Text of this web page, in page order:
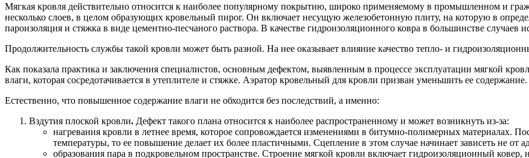
Мягкая кровля действительно относится к наиболее популярному покрытию, широко применяемому в промышленном и
несколько слоев, в целом образующих кровельный пирог. Он включает несущую железобетонную плиту, на которую в
пароизоляция и стяжка в виде цементно-песчаного раствора. В качестве гидроизоляционного ковра в большинстве случаев
Продолжительность службы такой кровли может быть разной. На нее оказывает влияние качество тепло- и
Как показала практика и заключения специалистов, основным дефектом, выявленным в процессе эксплуатации мягкой
влаги, которая сосредотачивается в утеплителе и стяжке. Аэратор кровельный для кровли призван уменьшить ее содержание.
Естественно, что повышенное содержание влаги не обходится без последствий, а именно:
Вздутия плоской кровли. Дефект такого плана относится к наиболее распространенному и может возникнуть из-за:
нагревания кровли в летнее время, которое сопровождается изменениями в битумно-полимерных материалах.
температуры, то ее повышение делает их более пластичными. Сцепление в этом случае начинает зависеть не от
образования пара в подкровельном пространстве. Строение мягкой кровли включает гидроизоляционный